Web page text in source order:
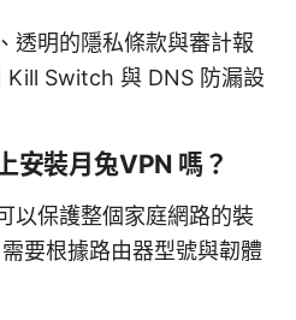
透明的隱私條款與審計報
Kill Switch 與 DNS 防漏設
安裝月兔VPN 嗎？
以保護整個家庭網路的裝
要根據路由器型號與韌體